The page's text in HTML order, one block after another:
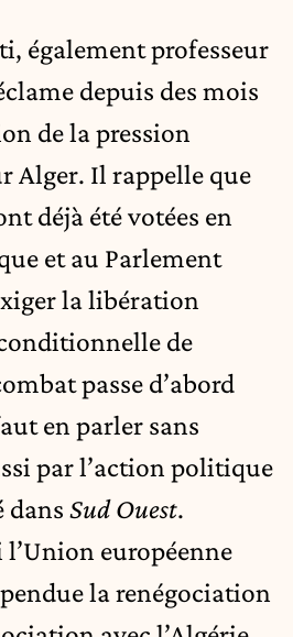
également professeur
depuis des mois
de la pression
Alger. Il rappelle que
déjà été votées en
et au Parlement
la libération
de
passe d’abord
en parler sans
par l’action politique
dans Sud Ouest.
l’Union européenne
la renégociation